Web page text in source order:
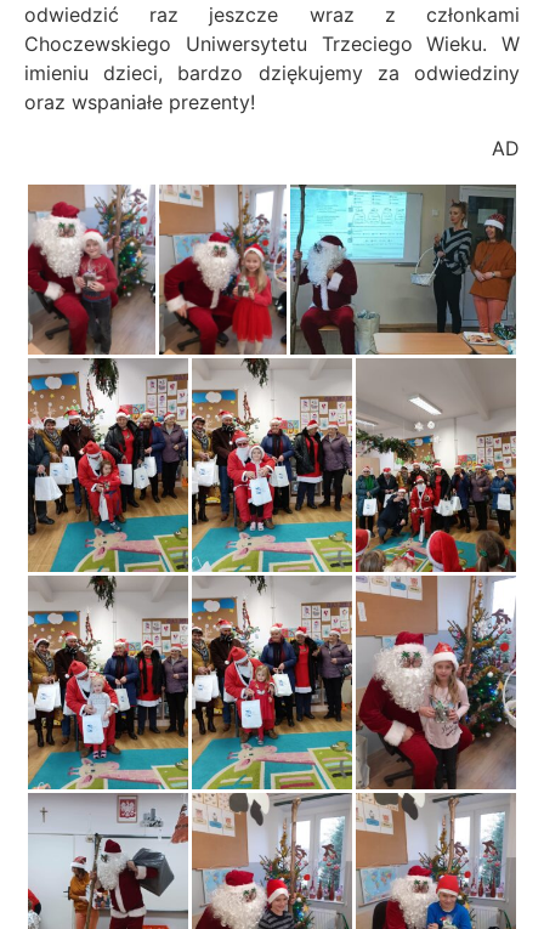
odwiedzić raz jeszcze wraz z członkami
Choczewskiego Uniwersytetu Trzeciego Wieku. W
imieniu dzieci, bardzo dziękujemy za odwiedziny
oraz wspaniałe prezenty!
AD